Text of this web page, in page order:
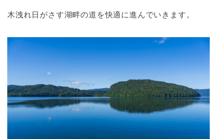
木洩れ日がさす湖畔の道を快適に進んでいきます。